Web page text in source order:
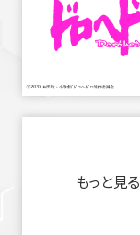
もっと見る